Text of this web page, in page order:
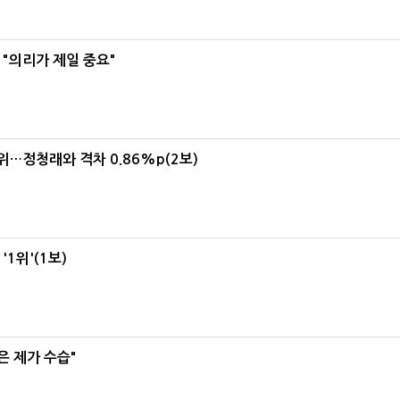
의리가 제일 중요"
…정청래와 격차 0.86%p(2보)
'1위'(1보)
제가 수습"